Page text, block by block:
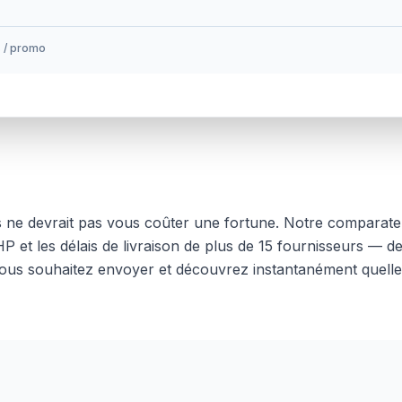
/ promo
ne devrait pas vous coûter une fortune. Notre
et les délais de livraison de plus de 15 fournisseurs —
souhaitez envoyer et découvrez instantanément